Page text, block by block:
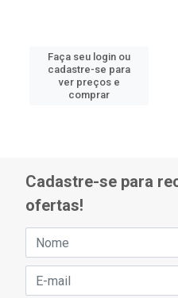
Faça seu login ou
cadastre-se para
ver preços e
comprar
Cadastre-se para
ofertas!